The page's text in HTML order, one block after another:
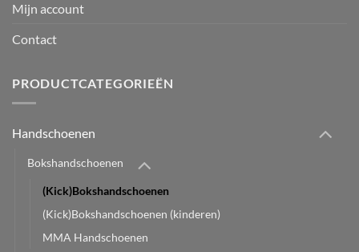
Mijn account
Contact
PRODUCTCATEGORIEËN
Handschoenen
Bokshandschoenen
(Kick)Bokshandschoenen
(Kick)Bokshandschoenen (kinderen)
MMA Handschoenen